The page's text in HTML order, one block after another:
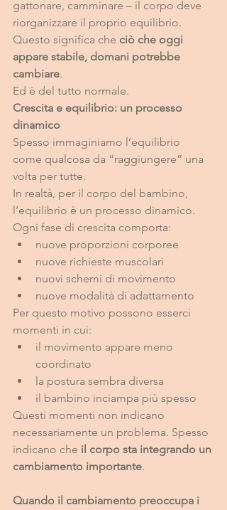
gattonare, camminare – il corpo deve
riorganizzare il proprio equilibrio.
Questo significa che ciò che oggi
appare stabile, domani potrebbe
cambiare.
Ed è del tutto normale.
Crescita e equilibrio: un processo
dinamico
Spesso immaginiamo l’equilibrio
come qualcosa da “raggiungere” una
volta per tutte.
In realtà, per il corpo del bambino,
l’equilibrio è un processo dinamico.
Ogni fase di crescita comporta:
nuove proporzioni corporee
nuove richieste muscolari
nuovi schemi di movimento
nuove modalità di adattamento
Per questo motivo possono esserci
momenti in cui:
il movimento appare meno
coordinato
la postura sembra diversa
il bambino inciampa più spesso
Questi momenti non indicano
necessariamente un problema. Spesso
indicano che il corpo sta integrando un
cambiamento importante.
Quando il cambiamento preoccupa i